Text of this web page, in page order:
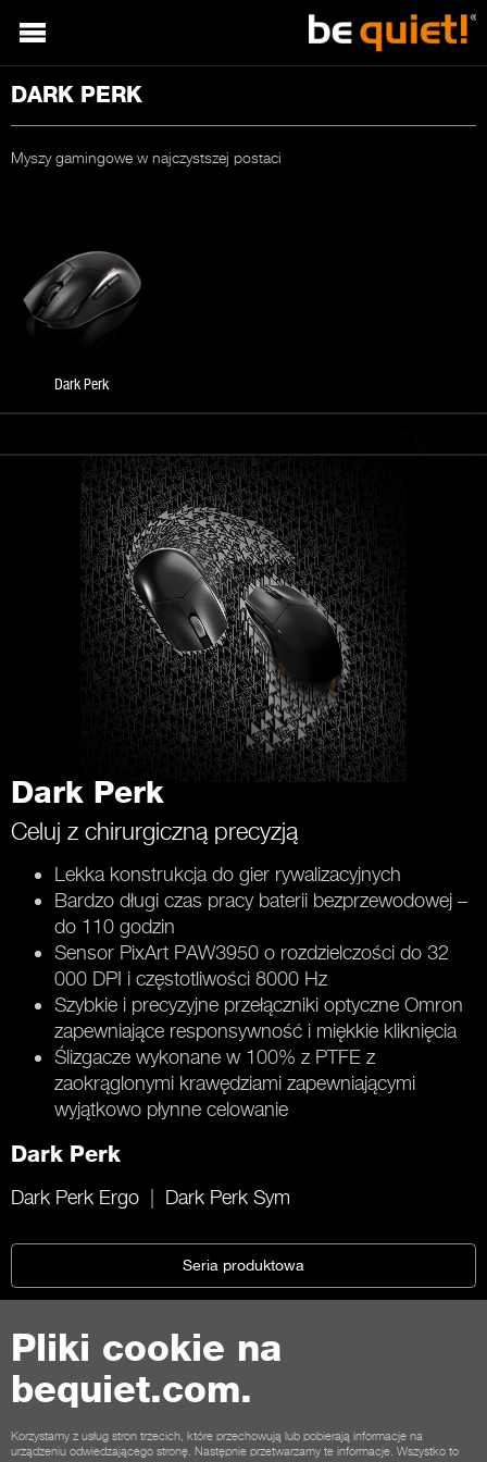
Pliki cookie na
bequiet.com.
Korzystamy z usług stron trzecich, które przechowują lub pobierają informacje na
urządzeniu odwiedzającego stronę. Następnie przetwarzamy te informacje. Wszystko to
DARK PERK
Myszy gamingowe w najczystszej postaci
Dark Perk
Dark Perk
Celuj z chirurgiczną precyzją
Lekka konstrukcja do gier rywalizacyjnych
Bardzo długi czas pracy baterii bezprzewodowej –
do 110 godzin
Sensor PixArt PAW3950 o rozdzielczości do 32
000 DPI i częstotliwości 8000 Hz
Szybkie i precyzyjne przełączniki optyczne Omron
zapewniające responsywność i miękkie kliknięcia
Ślizgacze wykonane w 100% z PTFE z
zaokrąglonymi krawędziami zapewniającymi
wyjątkowo płynne celowanie
Dark Perk
Dark Perk Ergo Dark Perk Sym
Seria produktowa
Kontakt
Warunki współpracy Prywatność Pliki cookie
Stopka